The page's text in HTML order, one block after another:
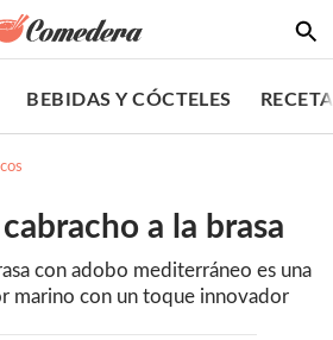
BEBIDAS Y CÓCTELES
a la brasa
con adobo mediterráneo es una
marino con un toque innovador